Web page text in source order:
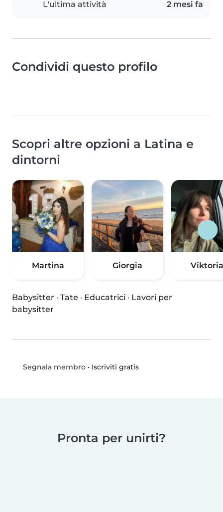
L'ultima attività 2 mesi fa
Condividi questo profilo
Scopri altre opzioni a Latina e
dintorni
Martina Giorgia Viktoria
Babysitter · Tate · Educatrici · Lavori per
babysitter
Segnala membro• Iscriviti gratis
Pronta per unirti?